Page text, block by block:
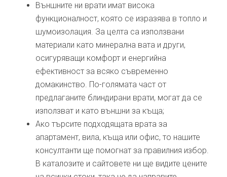
Външните ни врати имат висока
функционалност, която се изразява в топло и
шумоизолация. За целта са използвани
материали като минерална вата и други,
осигуряващи комфорт и енергийна
ефективност за всяко съвременно
домакинство. По-голямата част от
предлаганите блиндирани врати, могат да се
използват и като външни за къща;
Ако търсите подходящата врата за
апартамент, вила, къща или офис, то нашите
консултанти ще помогнат за правилния избор.
В каталозите и сайтовете ни ще видите цените